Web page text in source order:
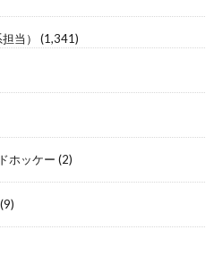
当） (1,341)
ホッケー (2)
(9)